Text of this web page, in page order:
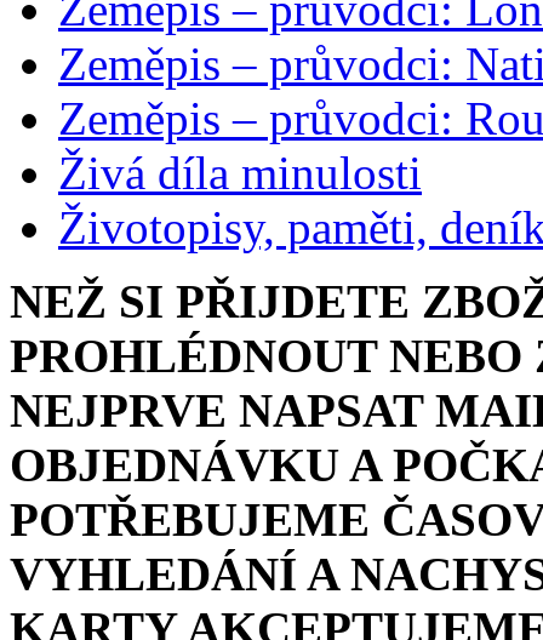
Zeměpis – průvodci:
Zeměpis – průvodci:
Živá díla minulosti
Životopisy, paměti,
NEŽ SI PŘIJDETE
PROHLÉDNOUT
NEJPRVE NAPSAT
OBJEDNÁVKU A
POTŘEBUJEME
VYHLEDÁNÍ A
KARTY